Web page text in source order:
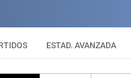
ESTAD. AVANZADA